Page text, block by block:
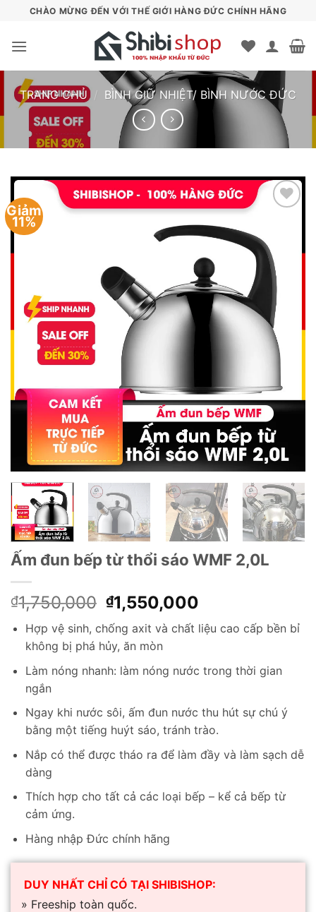
nội
CHÀO MỪNG ĐẾN VỚI THẾ GIỚI HÀNG ĐỨC CHÍNH HÃNG
TRANG CHỦ / BÌNH GIỮ NHIỆT/ BÌNH NƯỚC ĐỨC
Giảm
11%
Ấm đun bếp từ thổi sáo WMF 2,0L
₫1,750,000 Giá
gốc
là:
₫1,750,000.
₫1,550,000
hiện
tại
₫1,550,000.
Hợp vệ sinh, chống axit và chất liệu cao cấp bền bỉ
không bị phá hủy, ăn mòn
Làm nóng nhanh: làm nóng nước trong thời gian
ngắn
Ngay khi nước sôi, ấm đun nước thu hút sự chú ý
bằng một tiếng huýt sáo, tránh trào.
Nắp có thể được tháo ra để làm đầy và làm sạch dễ
dàng
Thích hợp cho tất cả các loại bếp – kể cả bếp từ
cảm ứng.
Hàng nhập Đức chính hãng
DUY NHẤT CHỈ CÓ TẠI SHIBISHOP:
» Freeship toàn quốc.